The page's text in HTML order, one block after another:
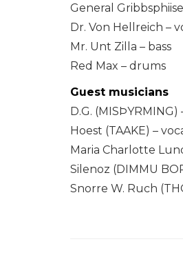
General
Dr. Von Hellreich –
Mr. Unt Zilla – bass
Red Max – drums
Guest musicians
D.G. (MISÞYRMING)
Hoest (TAAKE) –
Maria Charlotte
Silenoz (DIMMU
Snorre W. Ruch